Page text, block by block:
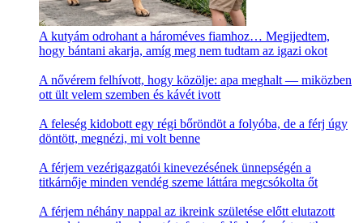
A kutyám odrohant a hároméves fiamhoz… Megijedtem,
hogy bántani akarja, amíg meg nem tudtam az igazi okot
A nővérem felhívott, hogy közölje: apa meghalt — miközben
ott ült velem szemben és kávét ivott
A feleség kidobott egy régi bőröndöt a folyóba, de a férj úgy
döntött, megnézi, mi volt benne
A férjem vezérigazgatói kinevezésének ünnepségén a
titkárnője minden vendég szeme láttára megcsókolta őt
A férjem néhány nappal az ikreink születése előtt elutazott